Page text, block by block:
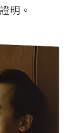
明。